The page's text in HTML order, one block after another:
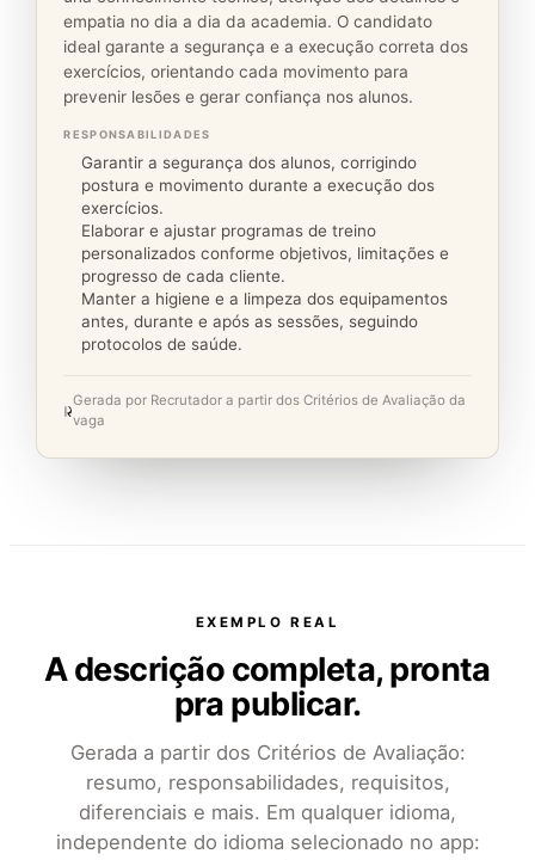
empatia no dia a dia da academia. O candidato
ideal garante a segurança e a execução correta dos
exercícios, orientando cada movimento para
prevenir lesões e gerar confiança nos alunos.
RESPONSABILIDADES
Garantir a segurança dos alunos, corrigindo
postura e movimento durante a execução dos
exercícios.
Elaborar e ajustar programas de treino
personalizados conforme objetivos, limitações e
progresso de cada cliente.
Manter a higiene e a limpeza dos equipamentos
antes, durante e após as sessões, seguindo
protocolos de saúde.
Gerada por Recrutador a partir dos Critérios de Avaliação da
vaga
EXEMPLO REAL
A descrição completa, pronta
pra publicar.
Gerada a partir dos Critérios de Avaliação:
resumo, responsabilidades, requisitos,
diferenciais e mais. Em qualquer idioma,
independente do idioma selecionado no app: